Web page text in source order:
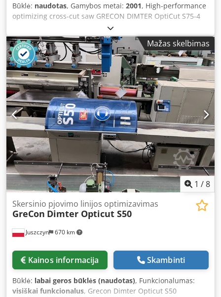
Būklė: naudotas, Gamybos metai: 2001, High-performance
optimizing cross-cut saw GRECON DIMTER OptiCut S75-4
with defect detection. This machine is ideally suited for
precise cutting of solid wood, featuring automatic
detection and removal of wood defects. Technical data:
Model: OptiCut S75-4 Manufacturer: GreCon Dimter Year
of manufacture: 2001 Commission number: 0682-10 Mains
voltage: 400 V / 50 Hz Dsdpfjwtgcxsx Aiiskr Control voltage:
230 VAC / 24 VDC Rated power: 11 kW Fuse protection: 25 A
Condition: used
Mažas skelbimas
1 /8
Juszczyn 670 km
Skersinio pjovimo linijos optimizavimas
GreCon Dimter Opticut S50
Kainos informacija Skambinti
Būklė: labai geros būklės (naudotas), Funkcionalumas:
visiškai funkcionalus, Grecon Dimter Opticut S50